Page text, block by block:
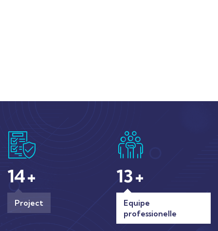
14+
Project
13+
Equipe
professionelle